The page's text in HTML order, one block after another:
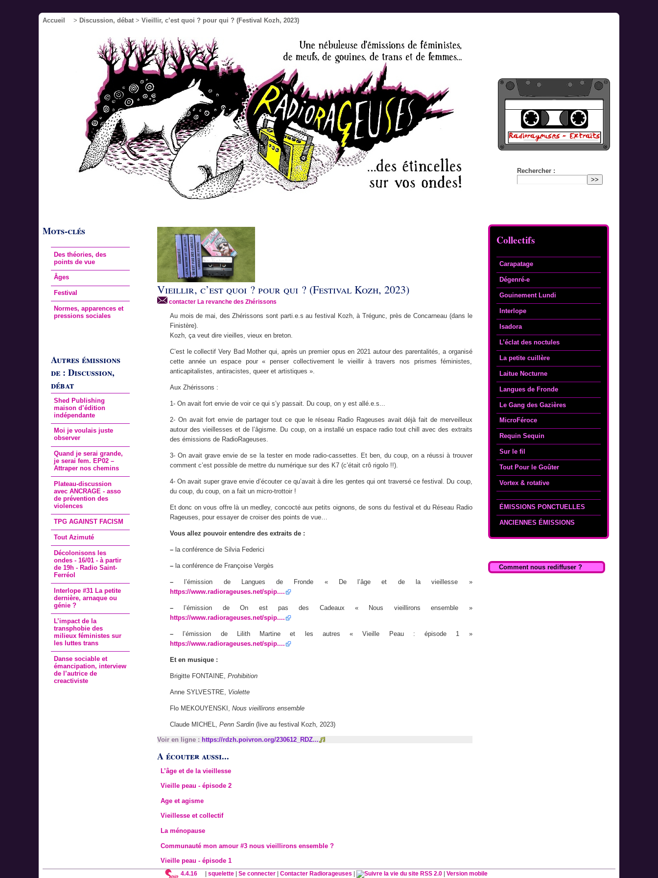
Accueil > Discussion, débat > Vieillir, c’est quoi ? pour qui ? (Festival Kozh, 2023)
Rechercher :
Collectifs
Carapatage
Dégenré-e
Gouinement Lundi
Interlope
Isadora
L’éclat des noctules
La petite cuillère
Laitue Nocturne
Langues de Fronde
Le Gang des Gazières
MicroFéroce
Requin Sequin
Sur le fil
Tout Pour le Goûter
Vortex & rotative
ÉMISSIONS PONCTUELLES
ANCIENNES ÉMISSIONS
Comment nous rediffuser ?
Mots-clés
Des théories, des
points de vue
Âges
Festival
Normes, apparences et
pressions sociales
Autres émissions
de : Discussion,
débat
Shed Publishing
maison d’édition
indépendante
Moi je voulais juste
observer
Quand je serai grande,
je serai fem. EP02 –
Attraper nos chemins
Plateau-discussion
avec ANCRAGE - asso
de prévention des
violences
TPG AGAINST FACISM
Tout Azimuté
Décolonisons les
ondes - 16/01 - à partir
de 19h - Radio Saint-
Ferréol
Interlope #31 La petite
dernière, arnaque ou
génie ?
L’impact de la
transphobie des
milieux féministes sur
les luttes trans
Danse sociable et
émancipation, interview
de l’autrice de
creactiviste
Vieillir, c’est quoi ? pour qui ? (Festival Kozh, 2023)
contacter La revanche des Zhérissons
Au mois de mai, des Zhérissons sont parti.e.s au festival Kozh, à Trégunc, près de Concarneau (dans le
Finistère).
Kozh, ça veut dire vieilles, vieux en breton.
C’est le collectif Very Bad Mother qui, après un premier opus en 2021 autour des parentalités, a organisé
cette année un espace pour « penser collectivement le vieillir à travers nos prismes féministes,
anticapitalistes, antiracistes, queer et artistiques ».
Aux Zhérissons :
1- On avait fort envie de voir ce qui s’y passait. Du coup, on y est allé.e.s...
2- On avait fort envie de partager tout ce que le réseau Radio Rageuses avait déjà fait de merveilleux
autour des vieillesses et de l’âgisme. Du coup, on a installé un espace radio tout chill avec des extraits
des émissions de RadioRageuses.
3- On avait grave envie de se la tester en mode radio-cassettes. Et ben, du coup, on a réussi à trouver
comment c’est possible de mettre du numérique sur des K7 (c’était crô rigolo !!).
4- On avait super grave envie d’écouter ce qu’avait à dire les gentes qui ont traversé ce festival. Du coup,
du coup, du coup, on a fait un micro-trottoir !
Et donc on vous offre là un medley, concocté aux petits oignons, de sons du festival et du Réseau Radio
Rageuses, pour essayer de croiser des points de vue…
Vous allez pouvoir entendre des extraits de :
– la conférence de Silvia Federici
– la conférence de Françoise Vergès
– l’émission de Langues de Fronde « De l’âge et de la vieillesse »
https://www.radiorageuses.net/spip....
– l’émission de On est pas des Cadeaux « Nous vieillirons ensemble »
https://www.radiorageuses.net/spip....
– l’émission de Lilith Martine et les autres « Vieille Peau : épisode 1 »
https://www.radiorageuses.net/spip....
Et en musique :
Brigitte FONTAINE, Prohibition
Anne SYLVESTRE, Violette
Flo MEKOUYENSKI, Nous vieillirons ensemble
Claude MICHEL, Penn Sardin (live au festival Kozh, 2023)
Voir en ligne : https://rdzh.poivron.org/230612_RDZ...
A écouter aussi...
L’âge et de la vieillesse
Vieille peau - épisode 2
Age et agisme
Vieillesse et collectif
La ménopause
Communauté mon amour #3 nous vieillirons ensemble ?
Vieille peau - épisode 1
4.4.16 squelette| Se connecter| Contacter Radiorageuses RSS 2.0| Version mobile